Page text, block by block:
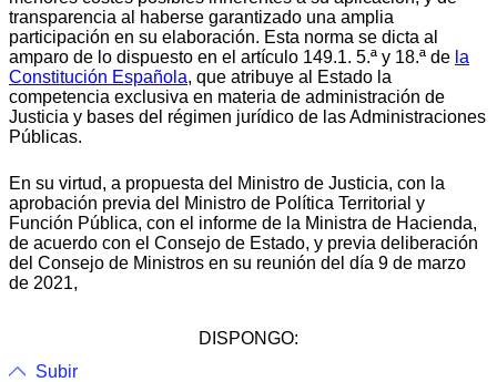
transparencia al haberse garantizado una amplia
participación en su elaboración. Esta norma se dicta al
amparo de lo dispuesto en el artículo 149.1. 5.ª y 18.ª de la
Constitución Española, que atribuye al Estado la
competencia exclusiva en materia de administración de
Justicia y bases del régimen jurídico de las Administraciones
Públicas.
En su virtud, a propuesta del Ministro de Justicia, con la
aprobación previa del Ministro de Política Territorial y
Función Pública, con el informe de la Ministra de Hacienda,
de acuerdo con el Consejo de Estado, y previa deliberación
del Consejo de Ministros en su reunión del día 9 de marzo
de 2021,
DISPONGO:
Subir